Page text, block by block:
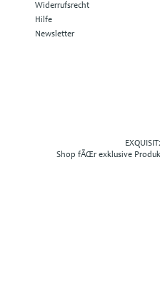
Widerrufsrecht
Hilfe
Newsletter
Shop fÃŒr exklusive